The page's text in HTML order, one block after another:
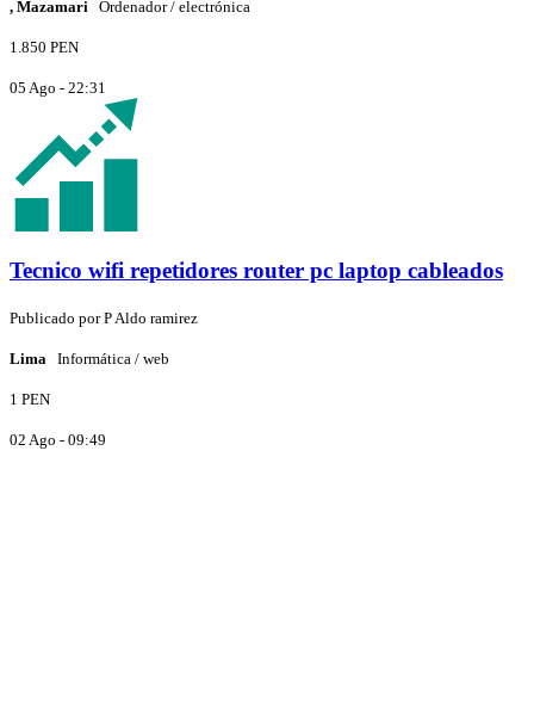
, Mazamari Ordenador / electrónica
1.850 PEN
05 Ago - 22:31
Tecnico wifi repetidores router pc laptop cableados
Publicado porPAldo ramirez
Lima Informática / web
1 PEN
02 Ago - 09:49